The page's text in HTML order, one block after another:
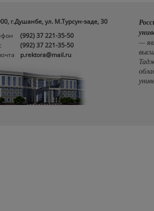
г.Душанбе, ул. М.Турсун-заде, 30
(992) 37 221-35-50
(992) 37 221-35-50
p.rektora@mail.ru
—